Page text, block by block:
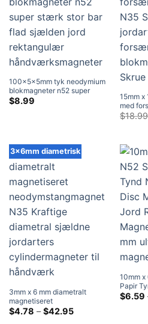
100x5x5mm tyk neodymium
blokmagneter n52 super
stærk stor bar flad sjælden
$8.99
15mm x
med
Stærke
$18.99
3x6mm diametrisk
3mm x 6 mm diametralt
magnetiseret
neodymstangmagnet N35
Kraftige diametral sjældne
$4.78 – $42.95Prisklasse:
10mm
Papir
Magnet
Flade
$6.59